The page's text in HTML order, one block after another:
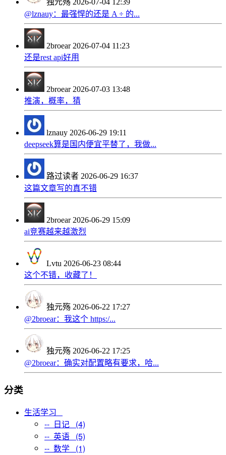
@lznauy：最强悍的还是 A ÷ 的...
2broear 2026-07-04 11:23
还是rest api好用
2broear 2026-07-03 13:48
推演，概率，猜
lznauy 2026-06-29 19:11
deepseek算是国内便宜平替了，我做...
路过读者 2026-06-29 16:37
这篇文章写的真不错
2broear 2026-06-29 15:09
ai竞赛越来越激烈
Lvtu 2026-06-23 08:44
这个不错，收藏了！
独元殇 2026-06-22 17:27
@2broear：我这个 https:/...
独元殇 2026-06-22 17:25
@2broear：确实对配置略有要求，哈...
分类
生活学习
-- 日记 (4)
-- 英语 (5)
-- 数学 (1)